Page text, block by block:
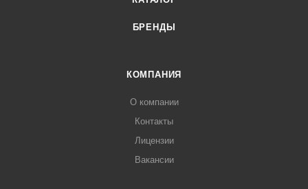
БРЕНДЫ
КОМПАНИЯ
О компании
Контакты
Лицензии
Вакансии